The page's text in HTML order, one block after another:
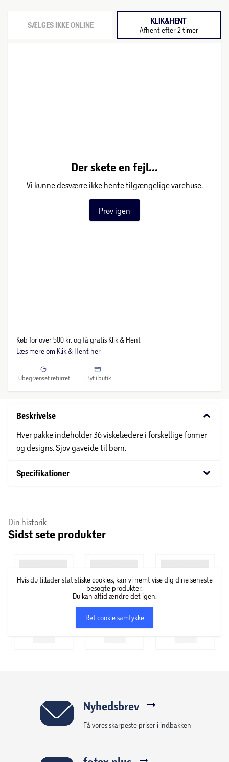
SÆLGES IKKE ONLINE KLIK&HENT
Afhent efter 2 timer
Der skete en fejl...
Vi kunne desværre ikke hente tilgængelige varehuse.
Prøv igen
Køb for over 500 kr. og få gratis Klik & Hent
Læs mere om Klik & Hent her
Ubegrænset returret Byt i butik
Beskrivelse keyboard_arrow_down
Hver pakke indeholder 36 viskelædere i forskellige former
og designs. Sjov gaveide til børn.
Specifikationer keyboard_arrow_down
Din historik
Sidst sete produkter
Hvis du tillader statistiske cookies, kan vi nemt vise dig dine seneste
besøgte produkter.
Du kan altid ændre det igen.
Ret cookie samtykke
Nyhedsbrev
Få vores skarpeste priser i indbakken